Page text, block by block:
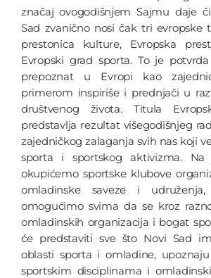
značaj ovogodišnjem Sajmu daje
Sad zvanično nosi čak tri evropske
prestonica kulture, Evropska
Evropski grad sporta. To je
prepoznat u Evropi kao
primerom inspiriše i prednjači u
društvenog života. Titula
predstavlja rezultat višegodišnjeg
zajedničkog zalaganja svih nas koji
sporta i sportskog aktivizma.
okupićemo sportske klubove
omladinske saveze i
omogućimo svima da se kroz
omladinskih organizacija i bogat
će predstaviti sve što Novi Sad
oblasti sporta i omladine,
sportskim disciplinama i